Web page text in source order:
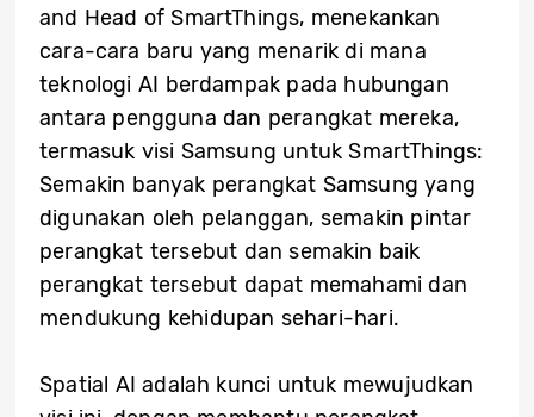
and Head of SmartThings, menekankan
cara-cara baru yang menarik di mana
teknologi AI berdampak pada hubungan
antara pengguna dan perangkat mereka,
termasuk visi Samsung untuk SmartThings:
Semakin banyak perangkat Samsung yang
digunakan oleh pelanggan, semakin pintar
perangkat tersebut dan semakin baik
perangkat tersebut dapat memahami dan
mendukung kehidupan sehari-hari.
Spatial AI adalah kunci untuk mewujudkan